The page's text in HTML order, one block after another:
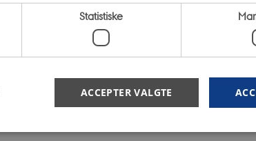
Statistiske
ACCEPTER VALGTE